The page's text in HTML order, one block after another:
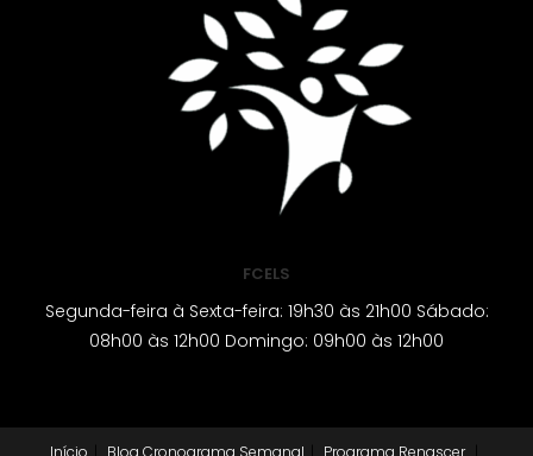
FCELS
Segunda-feira à Sexta-feira: 19h30 às 21h00 Sábado:
08h00 às 12h00 Domingo: 09h00 às 12h00